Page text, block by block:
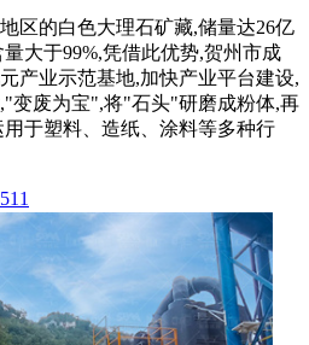
区的白色大理石矿藏,储量达26亿
大于99%,凭借此优势,贺州市成
产业示范基地,加快产业平台建设,
变废为宝",将"石头"研磨成粉体,再
于塑料、造纸、涂料等多种行